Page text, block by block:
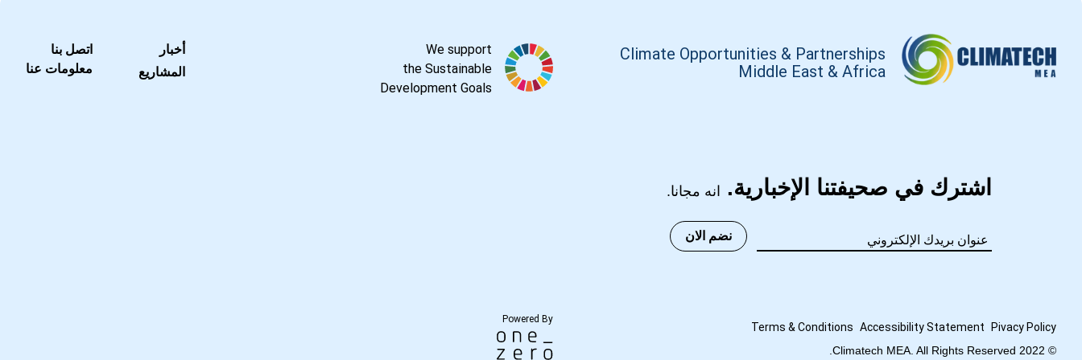
Climate Opportunities & Partnerships
Middle East & Africa
اشترك في صحيفتنا الإخبارية. انه مجانا.
نضم الان
Pivacy Policy
Accessibility Statement
Terms & Conditions
© 2022 Climatech MEA. All Rights Reserved.
We support
the Sustainable
Development Goals
Powered By
أخبار
المشاريع
اتصل بنا
معلومات عنا